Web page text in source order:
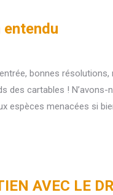
entendu
bonnes
des cartables !
espèces menacées si
AVEC LE